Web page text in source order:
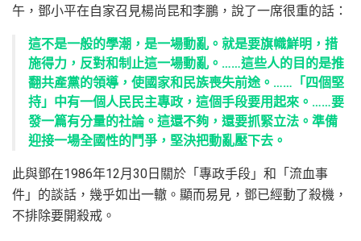
午，鄧小平在自家召見楊尚昆和李鵬，說了一席很重的話：
這不是一般的學潮，是一場動亂。就是要旗幟鮮明，措
施得力，反對和制止這一場動亂。……這些人的目的是推
翻共產黨的領導，使國家和民族喪失前途。……「四個堅
持」中有一個人民民主專政，這個手段要用起來。……要
發一篇有分量的社論。這還不夠，還要抓緊立法。準備
迎接一場全國性的鬥爭，堅決把動亂壓下去。
此與鄧在1986年12月30日關於「專政手段」和「流血事
件」的談話，幾乎如出一轍。顯而易見，鄧已經動了殺機，
不排除要開殺戒。